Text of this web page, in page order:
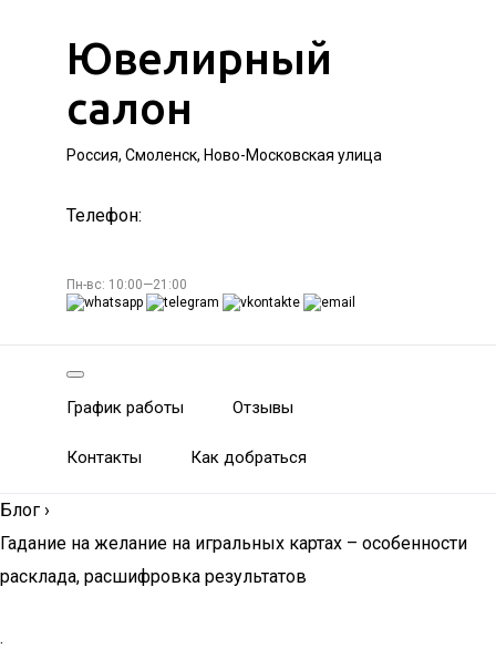
Ювелирный
салон
Россия, Смоленск, Ново-Московская улица
Телефон:
Пн-вс: 10:00—21:00
График работы Отзывы
Контакты Как добраться
Блог ›
Гадание на желание на игральных картах – особенности
расклада, расшифровка результатов
.